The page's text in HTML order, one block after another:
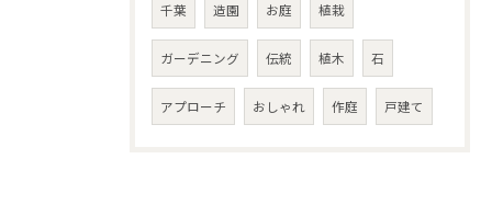
千葉 造園 お庭 植栽
ガーデニング 伝統 植木 石
アプローチ おしゃれ 作庭 戸建て